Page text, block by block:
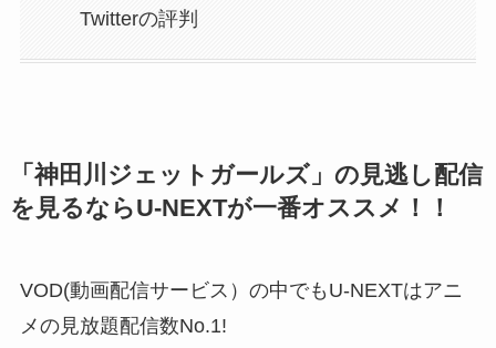
Twitterの評判
「神田川ジェットガールズ」の見逃し配信
を見るならU-NEXTが一番オススメ！！
VOD(動画配信サービス）の中でもU-NEXTはアニ
メの見放題配信数No.1!